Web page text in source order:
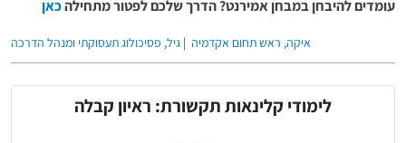
עומדים להיבחן במבחן אמירנט? הדרך שלכם לפטור מתחילהכאן
איקה, ראש תחום אקדמיה | גיל, פסיכולוג תעסוקתי ומנהל הדרכה
לימודי קלינאות תקשורת: ראיון קבלה